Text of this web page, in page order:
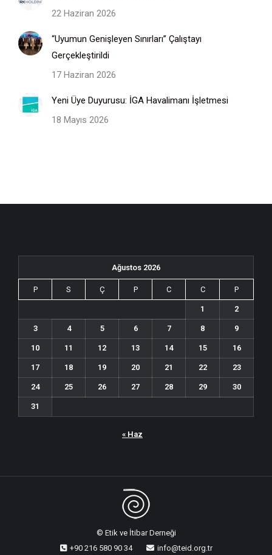
22 Haziran 2026
“Uyumun Genişleyen Sınırları” Çalıştayı
Gerçekleştirildi
17 Haziran 2026
Yeni Üye Duyurusu: İGA Havalimanı İşletmesi
18 Mayıs 2026
Ağustos 2026
P S Ç P C C P
1 2
3 4 5 6 7 8 9
10 11 12 13 14 15 16
17 18 19 20 21 22 23
24 25 26 27 28 29 30
31
« Haz
© Etik ve İtibar Derneği
+90 216 580 90 34
info@teid.org.tr